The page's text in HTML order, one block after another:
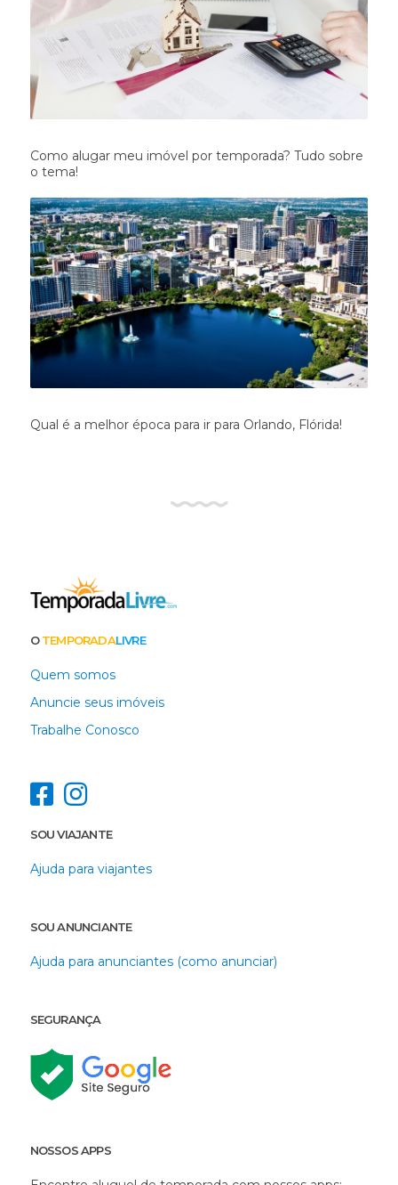
Como alugar meu imóvel por temporada? Tudo sobre
o tema!
Qual é a melhor época para ir para Orlando, Flórida!
OTEMPORADALIVRE
Quem somos
Anuncie seus imóveis
Trabalhe Conosco
SOU VIAJANTE
Ajuda para viajantes
SOU ANUNCIANTE
Ajuda para anunciantes (como anunciar)
SEGURANÇA
NOSSOS APPS